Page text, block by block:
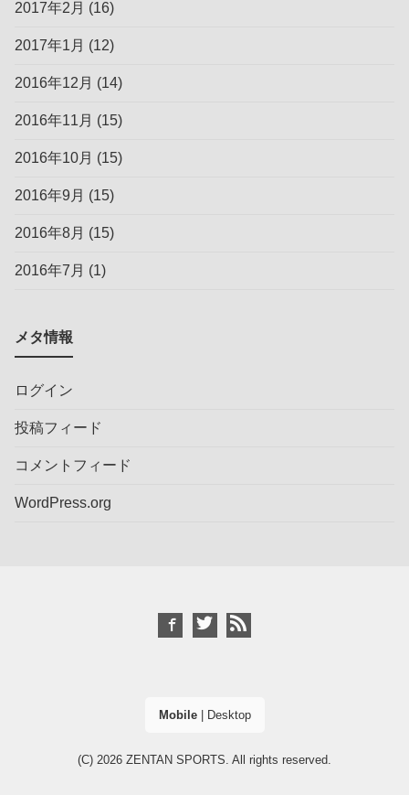
2017年2月 (16)
2017年1月 (12)
2016年12月 (14)
2016年11月 (15)
2016年10月 (15)
2016年9月 (15)
2016年8月 (15)
2016年7月 (1)
メタ情報
ログイン
投稿フィード
コメントフィード
WordPress.org
Mobile| Desktop
(C) 2026 ZENTAN SPORTS. All rights reserved.